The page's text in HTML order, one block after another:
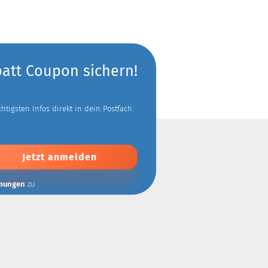
Coupon sichern!
Infos direkt in dein Postfach.
zu